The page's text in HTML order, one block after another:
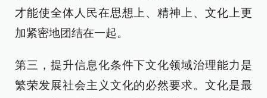
才能使全体人民在思想上、精神上、文化上更
加紧密地团结在一起。
第三，提升信息化条件下文化领域治理能力是
繁荣发展社会主义文化的必然要求。文化是最